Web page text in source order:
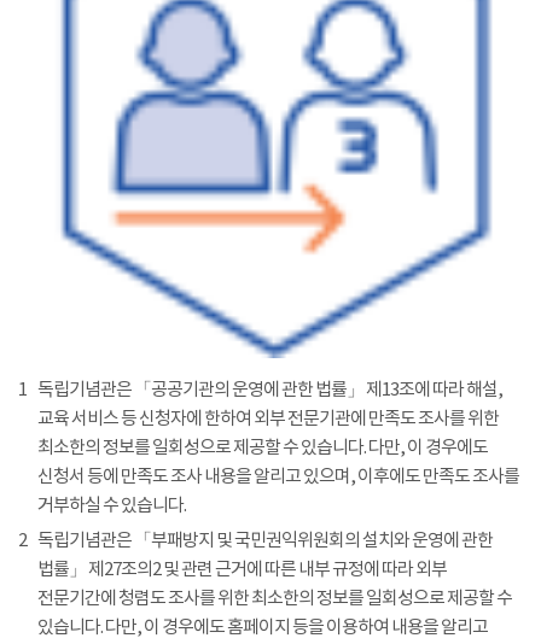
1 독립기념관은 「공공기관의 운영에 관한 법률」 제13조에 따라 해설,
교육 서비스 등 신청자에 한하여 외부 전문기관에 만족도 조사를 위한
최소한의 정보를 일회성으로 제공할 수 있습니다. 다만, 이 경우에도
신청서 등에 만족도 조사 내용을 알리고 있으며, 이후에도 만족도 조사를
거부하실 수 있습니다.
2 독립기념관은 「부패방지 및 국민권익위원회의 설치와 운영에 관한
법률」 제27조의2 및 관련 근거에 따른 내부 규정에 따라 외부
전문기간에 청렴도 조사를 위한 최소한의 정보를 일회성으로 제공할 수
있습니다. 다만, 이 경우에도 홈페이지 등을 이용하여 내용을 알리고